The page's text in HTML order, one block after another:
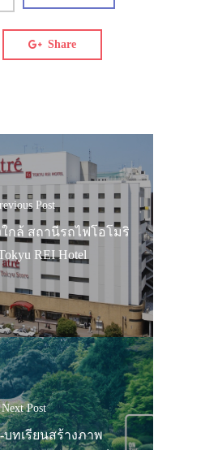
Share
Post
กล้ สถานีรถไฟโอโมริ
REI Hotel
Next Post
บทเรียนสร้างภาพ